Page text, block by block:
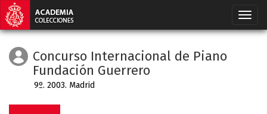
Concurso Internacional de Piano
Fundación Guerrero
9º. 2003. Madrid